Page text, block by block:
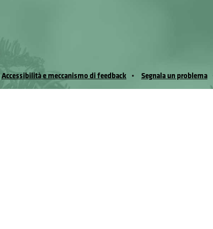
Accessibilità e meccanismo di feedback Segnala un problema